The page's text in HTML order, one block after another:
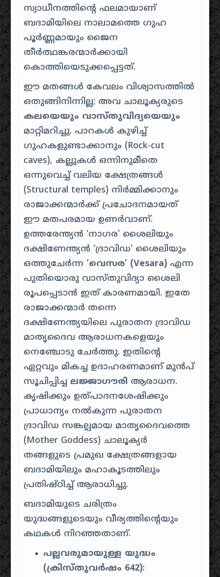
സ്വാധീനത്തിന്റെ ഫലമായാണ്
ബദാമിയിലെ നാലാമത്തെ ഗുഹ
പൂർണ്ണമായും ജൈന
തീർത്ഥങ്കരന്മാർക്കായി
കൊത്തിയെടുക്കപ്പെട്ടത്.
ഈ മതങ്ങൾ കേവലം വിശ്വാസത്തിൽ
ഒതുങ്ങിനിന്നില്ല; അവ ചാലൂക്യരുടെ
കലയെയും വാസ്തുവിദ്യയെയും
മാറ്റിമറിച്ചു. പാറകൾ കുഴിച്ച്
ഗുഹകളുണ്ടാക്കാനും (Rock-cut
caves), കല്ലുകൾ ഒന്നിനുമീതെ
ഒന്നുവെച്ച് വലിയ ക്ഷേത്രങ്ങൾ
(Structural temples) നിർമ്മിക്കാനും
രാജാക്കന്മാർക്ക് പ്രചോദനമായത്
ഈ മതപരമായ ഉണർവാണ്.
ഉത്തരേന്ത്യൻ ‘നാഗര’ ശൈലിയും
ദക്ഷിണേന്ത്യൻ ‘ദ്രാവിഡ’ ശൈലിയും
ഒത്തുചേർന്ന‘വെസര’ (Vesara) എന്ന
പുതിയൊരു വാസ്തുവിദ്യാ ശൈലി
രൂപപ്പെടാൻ ഇത് കാരണമായി. ഇതേ
രാജാക്കന്മാർ തന്നെ
ദക്ഷിണേന്ത്യയിലെ പുരാതന ദ്രാവിഡ
മാതൃദൈവ ആരാധനകളെയും
നെഞ്ചോടു ചേർത്തു. ഇതിന്റെ
ഏറ്റവും മികച്ച ഉദാഹരണമാണ് മുൻപ്
സൂചിപ്പിച്ച ലജ്ജാഗൗരി ആരാധന.
കൃഷിക്കും ഉത്പാദനശേഷിക്കും
പ്രാധാന്യം നൽകുന്ന പുരാതന
ദ്രാവിഡ സങ്കല്പമായ മാതൃദൈവത്തെ
(Mother Goddess) ചാലൂക്യർ
തങ്ങളുടെ പ്രമുഖ ക്ഷേത്രങ്ങളായ
ബദാമിയിലും മഹാകൂടത്തിലും
പ്രതിഷ്ഠിച്ച് ആരാധിച്ചു.
ബദാമിയുടെ ചരിത്രം
യുദ്ധങ്ങളുടെയും വീര്യത്തിന്റെയും
കഥകൾ നിറഞ്ഞതാണ്.
പല്ലവരുമായുള്ള യുദ്ധം
(ക്രിസ്തുവർഷം 642):